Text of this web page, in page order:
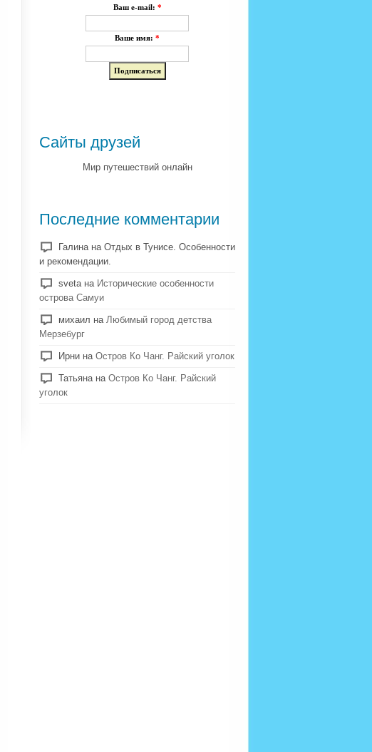
Ваш e-mail: *
Ваше имя: *
Сайты друзей
Мир путешествий онлайн
Последние комментарии
Галина на Отдых в Тунисе. Особенности
и рекомендации.
sveta на Исторические особенности
острова Самуи
михаил на Любимый город детства
Мерзебург
Ирни на Остров Ко Чанг. Райский уголок
Татьяна на Остров Ко Чанг. Райский
уголок